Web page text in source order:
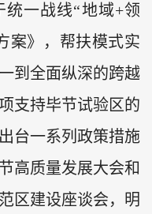
一战线“地域+领
案》，帮扶模式实
到全面纵深的跨越
支持毕节试验区的
台一系列政策措施
高质量发展大会和
区建设座谈会，明